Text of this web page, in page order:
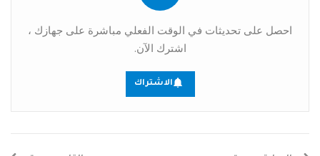
احصل على تحديثات في الوقت الفعلي مباشرة على جهازك ،
اشترك الآن.
الاشتراك